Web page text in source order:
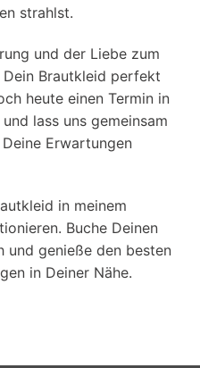
strahlst.
und der Liebe zum
Brautkleid perfekt
heute einen Termin in
lass uns gemeinsam
Erwartungen
in meinem
Buche Deinen
und genieße den besten
in Deiner Nähe.